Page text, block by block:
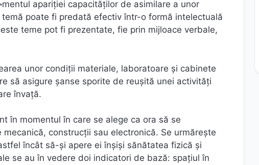
apariţiei capacităţilor de asimilare a unor
poate fi predată efectiv într-o formă intelectuală
teme pot fi prezentate, fie prin mijloace verbale,
unor condiţii materiale, laboratoare și cabinete
să asigure şanse sporite de reuşită unei activităţi
învaţă.
în momentul în care se alege ca ora să se
construcții sau electronică. Se urmăreşte
încât să-şi apere ei înşişi sănătatea fizică şi
se au în vedere doi indicatori de bază: spaţiul în